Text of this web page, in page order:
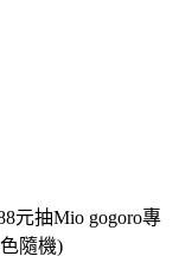
元抽Mio gogoro專
隨機)